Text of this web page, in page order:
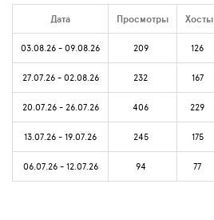
Дата Просмотры Хосты
03.08.26 - 09.08.26 209 126
27.07.26 - 02.08.26 232 167
20.07.26 - 26.07.26 406 229
13.07.26 - 19.07.26 245 175
06.07.26 - 12.07.26 94 77